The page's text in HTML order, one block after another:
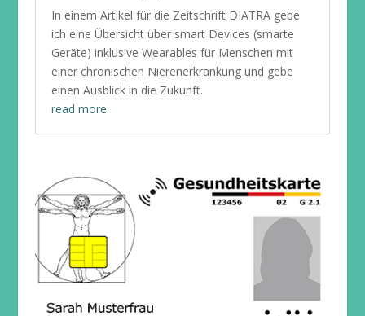
In einem Artikel für die Zeitschrift DIATRA gebe
ich eine Übersicht über smart Devices (smarte
Geräte) inklusive Wearables für Menschen mit
einer chronischen Nierenerkrankung und gebe
einen Ausblick in die Zukunft.
read more